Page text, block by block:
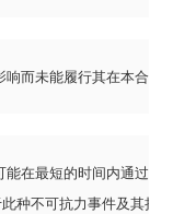
而未能履行其在本合
在最短的时间内通过
关于此种不可抗力事件及